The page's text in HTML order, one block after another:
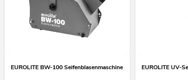
EUROLITE BW-100 Seifenblasenmaschine EUROLITE UV-